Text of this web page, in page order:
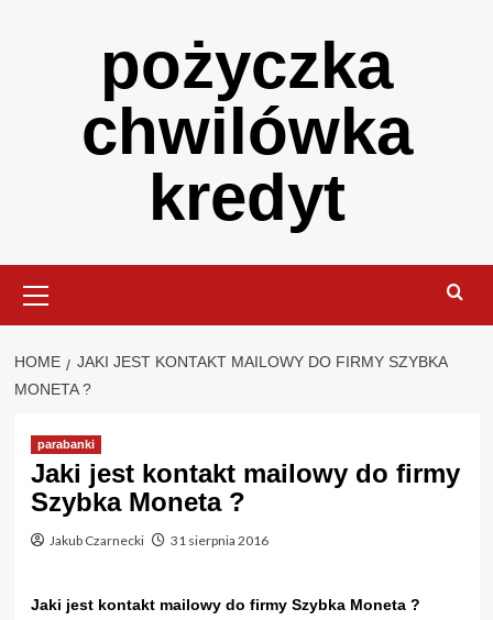
pożyczka
chwilówka
kredyt
Menu
HOME
JAKI JEST KONTAKT MAILOWY DO FIRMY SZYBKA
MONETA ?
parabanki
Jaki jest kontakt mailowy do firmy
Szybka Moneta ?
Jakub Czarnecki 31 sierpnia 2016
Jaki jest kontakt mailowy do firmy Szybka Moneta ?